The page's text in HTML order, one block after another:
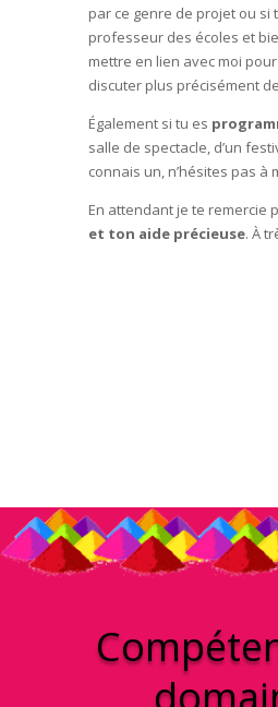
par ce genre de projet ou si
professeur des écoles et
mettre en lien avec moi
discuter plus précisément
Également si tu es
salle de spectacle, d’un
connais un, n’hésites pas
En attendant je te remercie
et ton aide précieuse. À